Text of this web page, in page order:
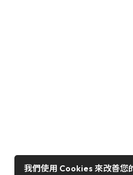
我們使用 Cookies 來改善您